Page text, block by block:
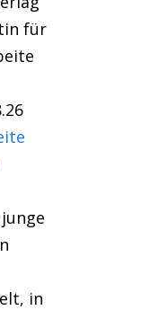
für
in